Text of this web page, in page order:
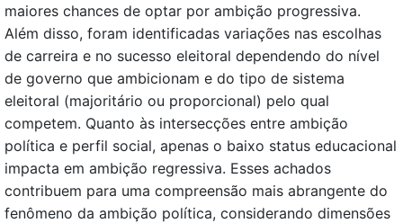
maiores chances de optar por ambição progressiva.
Além disso, foram identificadas variações nas escolhas
de carreira e no sucesso eleitoral dependendo do nível
de governo que ambicionam e do tipo de sistema
eleitoral (majoritário ou proporcional) pelo qual
competem. Quanto às intersecções entre ambição
política e perfil social, apenas o baixo status educacional
impacta em ambição regressiva. Esses achados
contribuem para uma compreensão mais abrangente do
fenômeno da ambição política, considerando dimensões